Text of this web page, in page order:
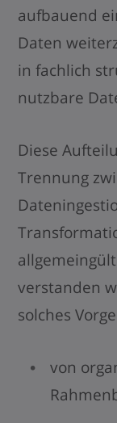
aufbauend
Daten
in fachlich
nutzbare
Diese
Trennung
verstanden
solches
von